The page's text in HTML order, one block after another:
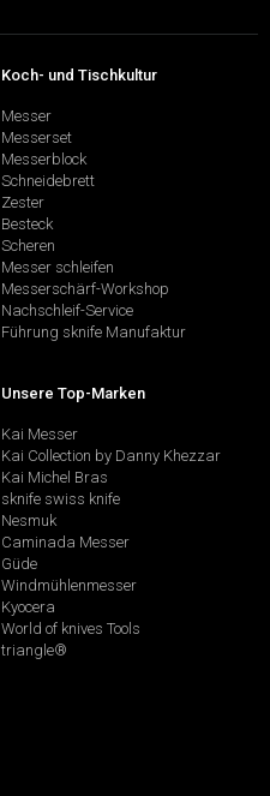
Koch- und Tischkultur
Messer
Messerset
Messerblock
Schneidebrett
Zester
Besteck
Scheren
Messer schleifen
Messerschärf-Workshop
Nachschleif-Service
Führung sknife Manufaktur
Unsere Top-Marken
Kai Messer
Kai Collection by Danny Khezzar
Kai Michel Bras
sknife swiss knife
Nesmuk
Caminada Messer
Güde
Windmühlenmesser
Kyocera
World of knives Tools
triangle®